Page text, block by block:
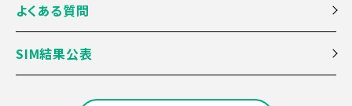
よくある質問
SIM結果公表